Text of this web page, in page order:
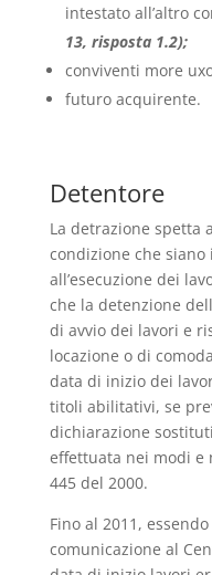
intestato all’altro
13, risposta 1.2);
conviventi more
futuro acquirente.
Detentore
La detrazione spetta
condizione che siano
all’esecuzione dei
che la detenzione
di avvio dei lavori e
locazione o di
data di inizio dei
titoli abilitativi, se
dichiarazione
effettuata nei modi e
445 del 2000.
Fino al 2011,
comunicazione al